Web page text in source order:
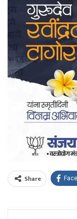
Share